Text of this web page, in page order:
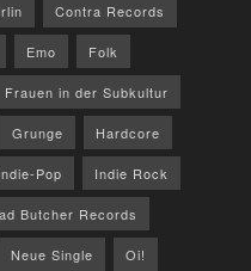
Contra Records
Emo Folk
Frauen in der Subkultur
Grunge Hardcore
Pop Indie Rock
Butcher Records
Neue Single Oi!